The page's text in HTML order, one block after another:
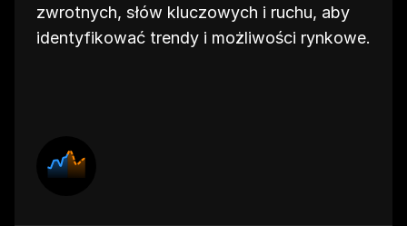
zwrotnych, słów kluczowych i ruchu, aby
identyfikować trendy i możliwości rynkowe.